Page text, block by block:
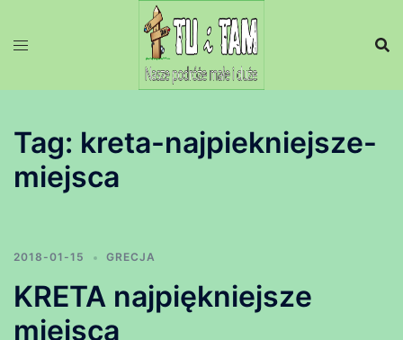
Tag: kreta-najpiekniejsze-
miejsca
2018-01-15 GRECJA
KRETA najpiękniejsze
miejsca